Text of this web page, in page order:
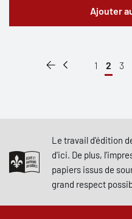
Ajouter
1 2 3
Le travail d'édition
d'ici. De plus,
papiers issus de
grand respect